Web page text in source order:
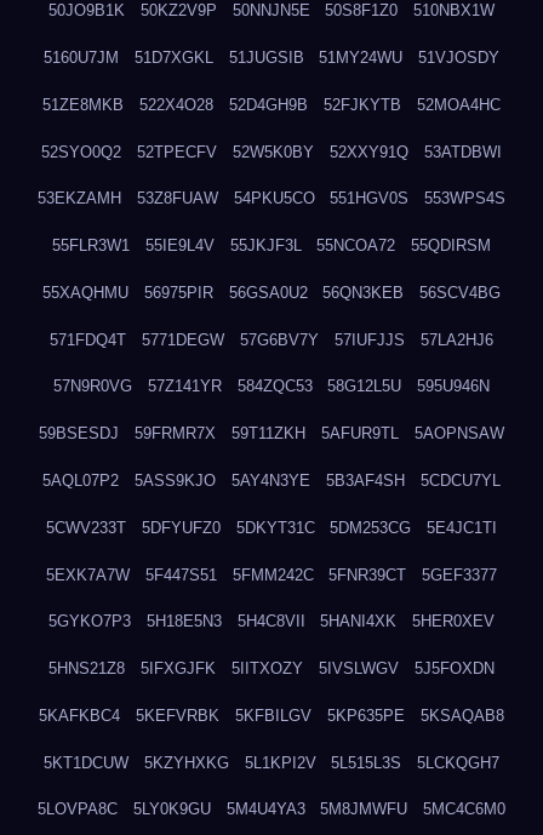
50JO9B1K 50KZ2V9P 50NNJN5E 50S8F1Z0 510NBX1W
5160U7JM 51D7XGKL 51JUGSIB 51MY24WU 51VJOSDY
51ZE8MKB 522X4O28 52D4GH9B 52FJKYTB 52MOA4HC
52SYO0Q2 52TPECFV 52W5K0BY 52XXY91Q 53ATDBWI
53EKZAMH 53Z8FUAW 54PKU5CO 551HGV0S 553WPS4S
55FLR3W1 55IE9L4V 55JKJF3L 55NCOA72 55QDIRSM
55XAQHMU 56975PIR 56GSA0U2 56QN3KEB 56SCV4BG
571FDQ4T 5771DEGW 57G6BV7Y 57IUFJJS 57LA2HJ6
57N9R0VG 57Z141YR 584ZQC53 58G12L5U 595U946N
59BSESDJ 59FRMR7X 59T11ZKH 5AFUR9TL 5AOPNSAW
5AQL07P2 5ASS9KJO 5AY4N3YE 5B3AF4SH 5CDCU7YL
5CWV233T 5DFYUFZ0 5DKYT31C 5DM253CG 5E4JC1TI
5EXK7A7W 5F447S51 5FMM242C 5FNR39CT 5GEF3377
5GYKO7P3 5H18E5N3 5H4C8VII 5HANI4XK 5HER0XEV
5HNS21Z8 5IFXGJFK 5IITXOZY 5IVSLWGV 5J5FOXDN
5KAFKBC4 5KEFVRBK 5KFBILGV 5KP635PE 5KSAQAB8
5KT1DCUW 5KZYHXKG 5L1KPI2V 5L515L3S 5LCKQGH7
5LOVPA8C 5LY0K9GU 5M4U4YA3 5M8JMWFU 5MC4C6M0